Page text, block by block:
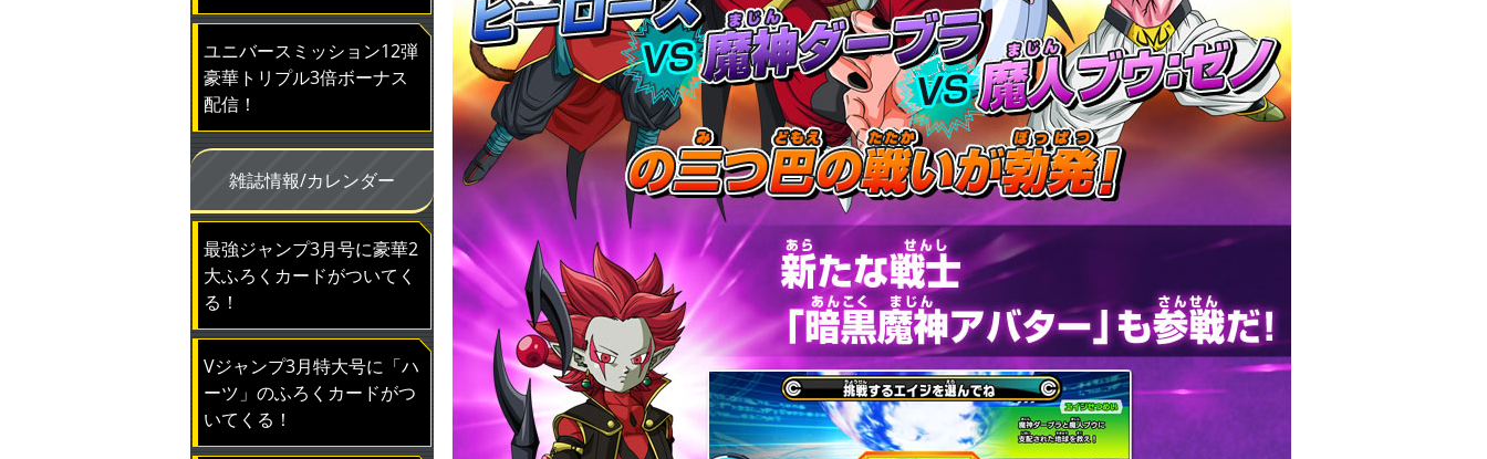
ユニバースミッション12弾
豪華トリプル3倍ボーナス
配信！
雑誌情報/カレンダー
最強ジャンプ3月号に豪華2
大ふろくカードがついてく
る！
Vジャンプ3月特大号に「ハ
ーツ」のふろくカードがつ
いてくる！